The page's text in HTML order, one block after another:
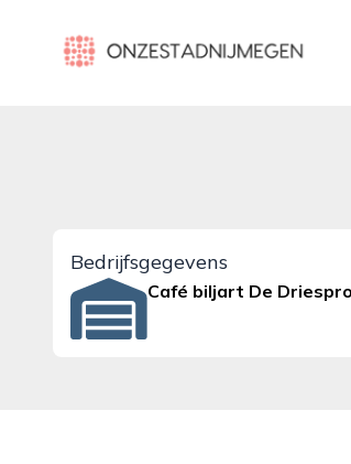
onzestadnijmegen.nl
Bedrijfsgegevens
Café biljart De